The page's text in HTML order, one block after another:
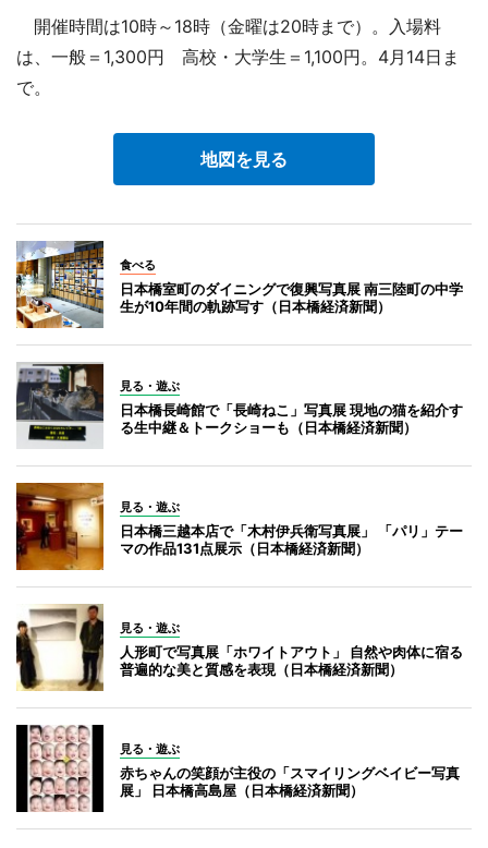
開催時間は10時～18時（金曜は20時まで）。入場料
は、一般＝1,300円 高校・大学生＝1,100円。4月14日ま
で。
地図を見る
食べる
日本橋室町のダイニングで復興写真展 南三陸町の中学
生が10年間の軌跡写す（日本橋経済新聞）
見る・遊ぶ
日本橋長崎館で「長崎ねこ」写真展 現地の猫を紹介す
る生中継＆トークショーも（日本橋経済新聞）
見る・遊ぶ
日本橋三越本店で「木村伊兵衛写真展」 「パリ」テー
マの作品131点展示（日本橋経済新聞）
見る・遊ぶ
人形町で写真展「ホワイトアウト」 自然や肉体に宿る
普遍的な美と質感を表現（日本橋経済新聞）
見る・遊ぶ
赤ちゃんの笑顔が主役の「スマイリングベイビー写真
展」 日本橋高島屋（日本橋経済新聞）